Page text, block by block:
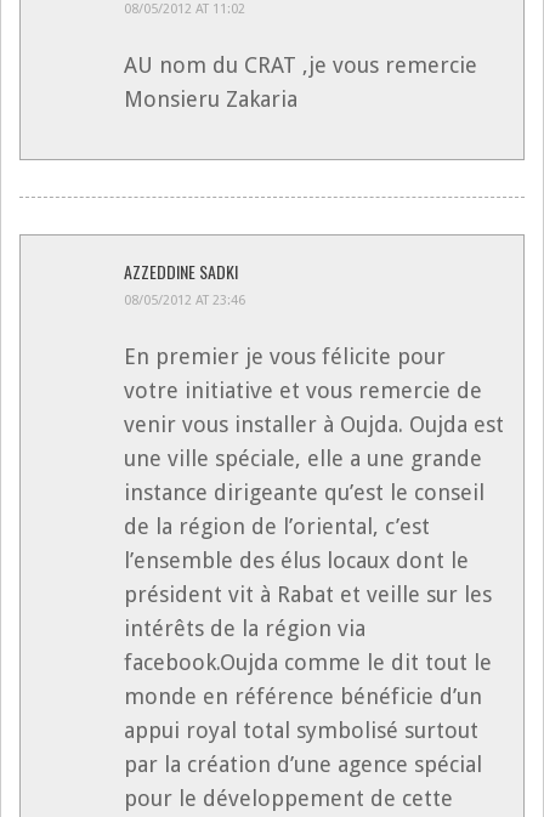
08/05/2012 AT 11:02
AU nom du CRAT ,je vous remercie
Monsieru Zakaria
AZZEDDINE SADKI
08/05/2012 AT 23:46
En premier je vous félicite pour
votre initiative et vous remercie de
venir vous installer à Oujda. Oujda est
une ville spéciale, elle a une grande
instance dirigeante qu’est le conseil
de la région de l’oriental, c’est
l’ensemble des élus locaux dont le
président vit à Rabat et veille sur les
intérêts de la région via
facebook.Oujda comme le dit tout le
monde en référence bénéficie d’un
appui royal total symbolisé surtout
par la création d’une agence spécial
pour le développement de cette